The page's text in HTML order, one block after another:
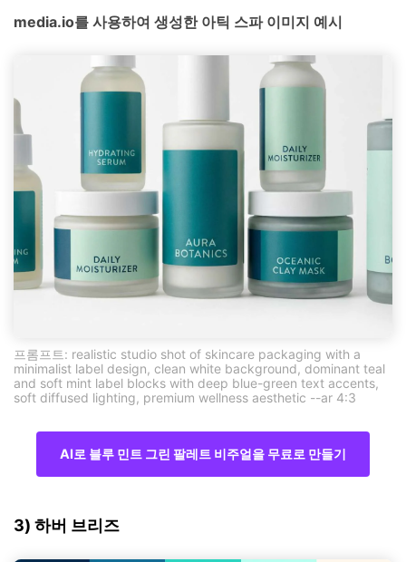
media.io를 사용하여 생성한 아틱 스파 이미지 예시
프롬프트: realistic studio shot of skincare packaging with a
minimalist label design, clean white background, dominant teal
and soft mint label blocks with deep blue-green text accents,
soft diffused lighting, premium wellness aesthetic --ar 4:3
AI로 블루 민트 그린 팔레트 비주얼을 무료로 만들기
3) 하버 브리즈